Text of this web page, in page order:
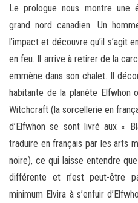
Le prologue nous montre une
grand nord canadien. Un
l’impact et découvre qu’il s’agit
en feu. Il arrive à retirer de la
emmène dans son chalet. Il
habitante de la planète Elfwhon
Witchcraft (la sorcellerie en
d’Elfwhon se sont livré aux «
traduire en français par les arts
noire), ce qui laisse entendre
différente et n’est peut-être
minimum Elvira à s’enfuir